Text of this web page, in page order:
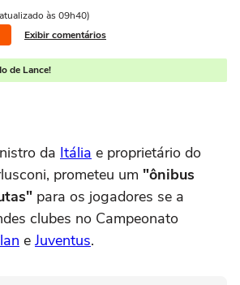
às 09h40)
Exibir comentários
de Lance!
da Itália e proprietário do
prometeu um "ônibus
para os jogadores se a
clubes no Campeonato
e Juventus.